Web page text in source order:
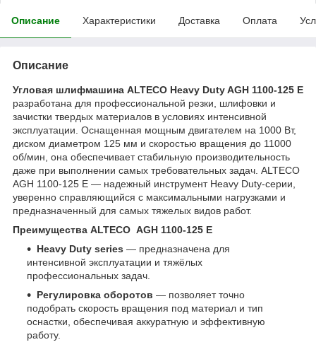
Описание Характеристики Доставка Оплата
Описание
Угловая шлифмашина ALTECO Heavy Duty AGH 1100-125 E
разработана для профессиональной резки, шлифовки и
зачистки твердых материалов в условиях интенсивной
эксплуатации. Оснащенная мощным двигателем на 1000 Вт,
диском диаметром 125 мм и скоростью вращения до 11000
об/мин, она обеспечивает стабильную производительность
даже при выполнении самых требовательных задач. ALTECO
AGH 1100-125 E — надежный инструмент Heavy Duty-серии,
уверенно справляющийся с максимальными нагрузками и
предназначенный для самых тяжелых видов работ.
Преимущества ALTECO AGH 1100-125 E
Heavy Duty series — предназначена для
интенсивной эксплуатации и тяжёлых
профессиональных задач.
Регулировка оборотов — позволяет точно
подобрать скорость вращения под материал и тип
оснастки, обеспечивая аккуратную и эффективную
работу.